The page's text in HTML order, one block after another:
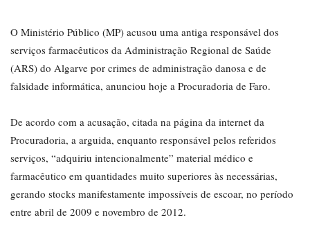
O Ministério Público (MP) acusou uma antiga responsável dos
serviços farmacêuticos da Administração Regional de Saúde
(ARS) do Algarve por crimes de administração danosa e de
falsidade informática, anunciou hoje a Procuradoria de Faro.
De acordo com a acusação, citada na página da internet da
Procuradoria, a arguida, enquanto responsável pelos referidos
serviços, “adquiriu intencionalmente” material médico e
farmacêutico em quantidades muito superiores às necessárias,
gerando stocks manifestamente impossíveis de escoar, no período
entre abril de 2009 e novembro de 2012.